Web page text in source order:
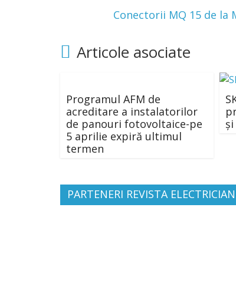
Conectorii MQ 15 de
Articole asociate
Programul AFM de
acreditare a instalatorilor
de panouri fotovoltaice-pe
5 aprilie expiră ultimul
termen
PARTENERI REVISTA